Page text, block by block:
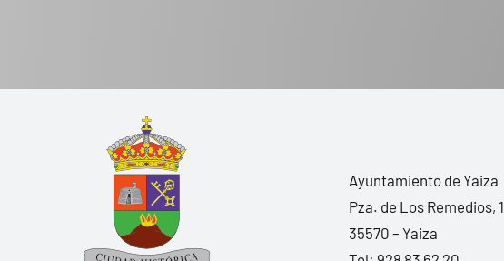
Ayuntamiento de Yaiza
Pza. de Los Remedios, 1
35570 – Yaiza